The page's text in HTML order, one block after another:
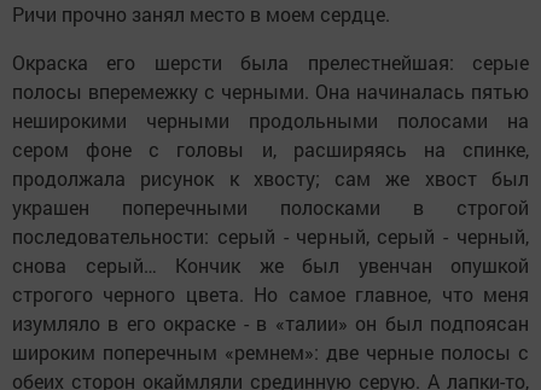
Ричи прочно занял место в моем сердце.
Окраска его шерсти была прелестнейшая: серые
полосы вперемежку с черными. Она начиналась пятью
неширокими черными продольными полосами на
сером фоне с головы и, расширяясь на спинке,
продолжала рисунок к хвосту; сам же хвост был
украшен поперечными полосками в строгой
последовательности: серый - черный, серый - черный,
снова серый… Кончик же был увенчан опушкой
строгого черного цвета. Но самое главное, что меня
изумляло в его окраске - в «талии» он был подпоясан
широким поперечным «ремнем»: две черные полосы с
обеих сторон окаймляли срединную серую. А лапки-то,